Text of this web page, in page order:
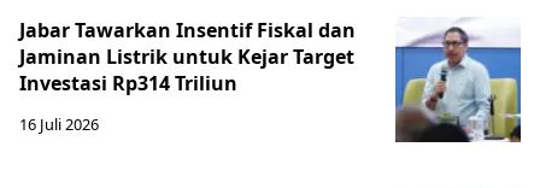
Jabar Tawarkan Insentif Fiskal dan
Jaminan Listrik untuk Kejar Target
Investasi Rp314 Triliun
16 Juli 2026